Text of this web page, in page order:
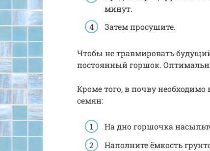
минут.
Затем просушите.
Чтобы не травмировать
постоянный горшок.
Кроме того, в почву необходимо
семян:
На дно горшочка
Наполните ёмкость